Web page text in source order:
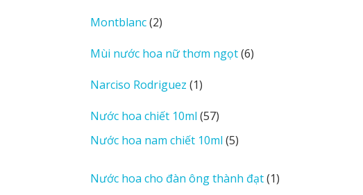
Montblanc 22
phẩm
Mùi nước hoa nữ thơm ngọt 66
Narciso Rodriguez 11
phẩm
Nước hoa chiết 10ml 5757
sản
phẩm
Nước hoa nam chiết 10ml 55
phẩm
Nước hoa cho đàn ông thành đạt 11